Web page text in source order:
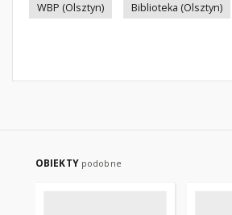
WBP (Olsztyn)
Biblioteka (Olsztyn)
OBIEKTY podobne